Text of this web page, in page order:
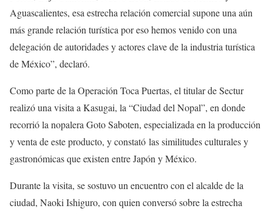
Aguascalientes, esa estrecha relación comercial supone una aún
más grande relación turística por eso hemos venido con una
delegación de autoridades y actores clave de la industria turística
de México”, declaró.
Como parte de la Operación Toca Puertas, el titular de Sectur
realizó una visita a Kasugai, la “Ciudad del Nopal”, en donde
recorrió la nopalera Goto Saboten, especializada en la producción
y venta de este producto, y constató las similitudes culturales y
gastronómicas que existen entre Japón y México.
Durante la visita, se sostuvo un encuentro con el alcalde de la
ciudad, Naoki Ishiguro, con quien conversó sobre la estrecha